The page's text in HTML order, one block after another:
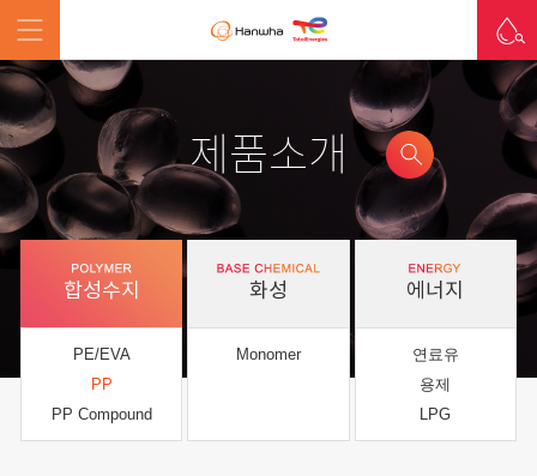
제품소개
합성수지
PE/EVA
PP
PP Compound
화성
Monomer
에너지
연료유
용제
LPG